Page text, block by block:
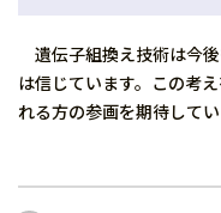
遺伝子組換え技術は今
は信じています。この考
れる方の参画を期待してい